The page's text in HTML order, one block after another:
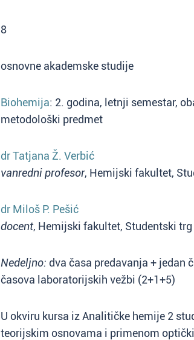
8
osnovne akademske studije
Biohemija: 2. godina, letnji semestar,
metodološki predmet
dr Tatjana Ž. Verbić
vanredni profesor, Hemijski fakultet,
dr Miloš P. Pešić
docent, Hemijski fakultet, Studentski trg
Nedeljno: dva časa predavanja + jedan
časova laboratorijskih vežbi (2+1+5)
U okviru kursa iz Analitičke hemije 2
teorijskim osnovama i primenom